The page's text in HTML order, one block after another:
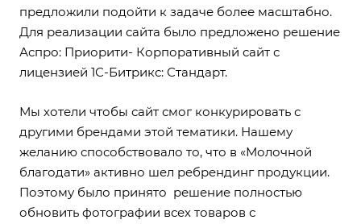
предложили подойти к задаче более масштабно.
Для реализации сайта было предложено решение
Аспро: Приорити- Корпоративный сайт с
лицензией 1С-Битрикс: Стандарт.
Мы хотели чтобы сайт смог конкурировать с
другими брендами этой тематики. Нашему
желанию способствовало то, что в «Молочной
благодати» активно шел ребрендинг продукции.
Поэтому было принято решение полностью
обновить фотографии всех товаров с